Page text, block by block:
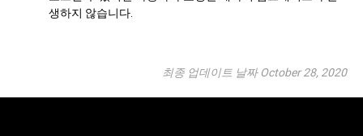
생하지 않습니다.
최종 업데이트 날짜 October 28, 2020